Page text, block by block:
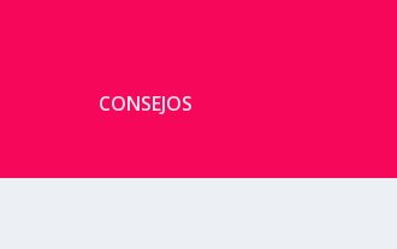
CONSEJOS